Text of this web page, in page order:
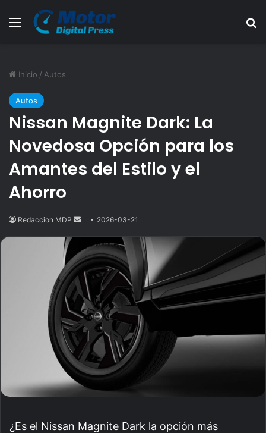
Menú
Inicio / Autos
Autos
Nissan Magnite Dark: La
Novedosa Opción para los
Amantes del Estilo y el
Ahorro
Redaccion MDP
Send
email
2026-03-21
¿Es el Nissan Magnite Dark la opción más